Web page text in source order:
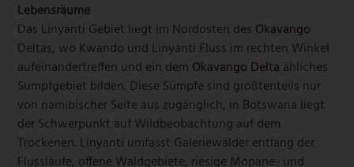
Lebensräume
Das Linyanti Gebiet liegt im Nordosten des Okavango
Deltas, wo Kwando und Linyanti Fluss im rechten Winkel
aufeinandertreffen und ein dem Okavango Delta ähliches
Sumpfgebiet bilden. Diese Sümpfe sind größtenteils nur
von namibischer Seite aus zugänglich, in Botswana liegt
der Schwerpunkt auf Wildbeobachtung auf dem
Trockenen. Linyanti umfasst Galeriewälder entlang der
Flussläufe, offene Waldgebiete, riesige Mopane- und